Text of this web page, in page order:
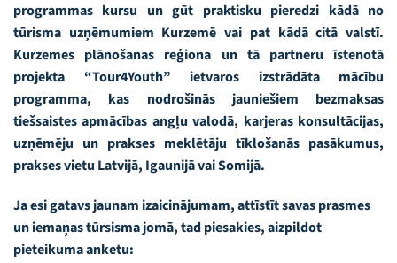
programmas kursu un gūt praktisku pieredzi kādā no
tūrisma uzņēmumiem Kurzemē vai pat kādā citā valstī.
Kurzemes plānošanas reģiona un tā partneru īstenotā
projekta “Tour4Youth” ietvaros izstrādāta mācību
programma, kas nodrošinās jauniešiem bezmaksas
tiešsaistes apmācības angļu valodā, karjeras konsultācijas,
uzņēmēju un prakses meklētāju tīklošanās pasākumus,
prakses vietu Latvijā, Igaunijā vai Somijā.
Ja esi gatavs jaunam izaicinājumam, attīstīt savas prasmes
un iemaņas tūrsisma jomā, tad piesakies, aizpildot
pieteikuma anketu: